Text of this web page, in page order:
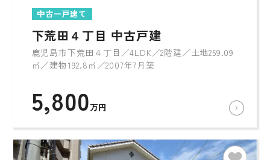
中古一戸建て
下荒田４丁目 中古戸建
鹿児島市下荒田４丁目／4LDK／2階建／土地259.09
㎡／建物192.8㎡／2007年7月築
5,800万円